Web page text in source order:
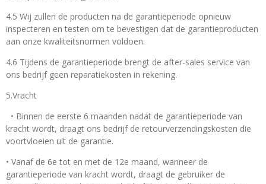
4.5 Wij zullen de producten na de garantieperiode opnieuw
inspecteren en testen om te bevestigen dat de garantieproducten
aan onze kwaliteitsnormen voldoen.
4.6 Tijdens de garantieperiode brengt de after-sales service van
ons bedrijf geen reparatiekosten in rekening.
5.Vracht
• Binnen de eerste 6 maanden nadat de garantieperiode van
kracht wordt, draagt ons bedrijf de retourverzendingskosten die
voortvloeien uit de garantie.
• Vanaf de 6e tot en met de 12e maand, wanneer de
garantieperiode van kracht wordt, draagt de gebruiker de